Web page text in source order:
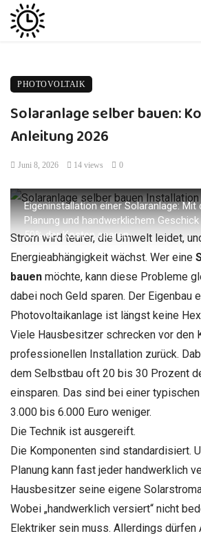
PHOTOVOLTAIK
Solaranlage selber bauen:
Anleitung 2026
Juni 8, 2026 14 views 0
Eigeninstallation einer Solaranlage: Mit
Planung und handwerklichem
50% der Kosten sparen
Strom wird teurer, die Umwelt leidet,
Energieabhängigkeit wächst. Wer eine
bauen möchte, kann diese Probleme
dabei noch Geld sparen. Der Eigenbau
Photovoltaikanlage ist längst keine
Viele Hausbesitzer schrecken vor den
professionellen Installation zurück.
dem Selbstbau oft 20 bis 30 Prozent
einsparen. Das sind bei einer
3.000 bis 6.000 Euro weniger.
Die Technik ist ausgereift.
Die Komponenten sind standardisiert.
Planung kann fast jeder handwerklich
Hausbesitzer seine eigene
Wobei „handwerklich versiert“ nicht
Elektriker sein muss. Allerdings dürfen